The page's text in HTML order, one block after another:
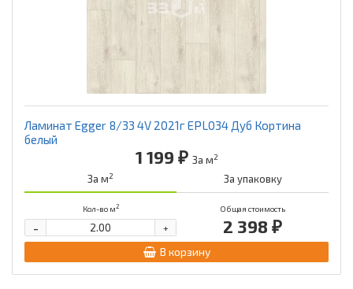
Ламинат Egger 8/33 4V 2021г EPL034 Дуб Кортина
белый
1 199 ₽ За м2
За м2 За упаковку
Кол-во м2 Общая стоимость
2 398 ₽
+
-
В корзину